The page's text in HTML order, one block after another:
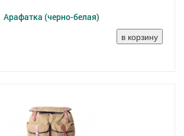
Арафатка (черно-белая)